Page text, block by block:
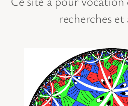
recherches et